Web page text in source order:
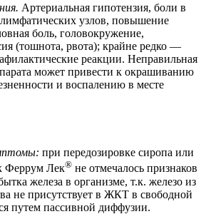
Артериальная гипотензия, боли в
лимфатических узлов, повышение
боль, головокружение,
(тошнота, рвота); крайне редко —
реакции. Неправильная
может привести к окрашиванию
и воспалению в месте
при передозировке сиропа или
Феррум Лек® не отмечалось признаков
железа в организме, т.к. железо из
не присутствует в ЖКТ в свободной
путем пассивной диффузии.